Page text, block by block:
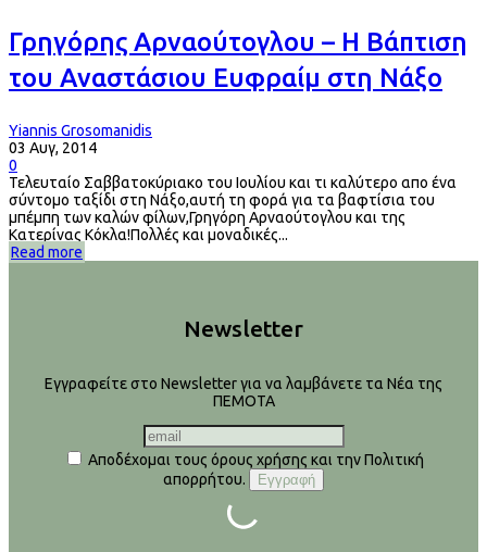
Γρηγόρης Αρναούτογλου – Η Βάπτιση
του Αναστάσιου Ευφραίμ στη Νάξο
Yiannis Grosomanidis
03 Αυγ, 2014
0
Τελευταίο Σαββατοκύριακο του Ιουλίου και τι καλύτερο απο ένα
σύντομο ταξίδι στη Νάξο,αυτή τη φορά για τα βαφτίσια του
μπέμπη των καλών φίλων,Γρηγόρη Αρναούτογλου και της
Κατερίνας Κόκλα!Πολλές και μοναδικές...
Read more
Newsletter
Εγγραφείτε στο Newsletter για να λαμβάνετε τα Νέα της
ΠΕΜΟΤΑ
Αποδέχομαι τους όρους χρήσης και την Πολιτική
απορρήτου.